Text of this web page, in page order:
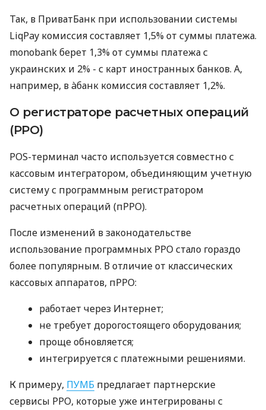
Так, в ПриватБанк при использовании системы
LiqPay комиссия составляет 1,5% от суммы платежа.
monobank берет 1,3% от суммы платежа с
украинских и 2% - с карт иностранных банков. А,
например, в àбанк комиссия составляет 1,2%.
О регистраторе расчетных операций
(РРО)
POS-терминал часто используется совместно с
кассовым интегратором, объединяющим учетную
систему с программным регистратором
расчетных операций (пРРО).
После изменений в законодательстве
использование программных РРО стало гораздо
более популярным. В отличие от классических
кассовых аппаратов, пРРО:
работает через Интернет;
не требует дорогостоящего оборудования;
проще обновляется;
интегрируется с платежными решениями.
К примеру, ПУМБ предлагает партнерские
сервисы РРО, которые уже интегрированы с